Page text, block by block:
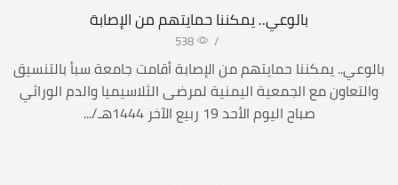
بالوعي.. يمكننا حمايتهم من الإصابة
/
538
بالوعي.. يمكننا حمايتهم من الإصابة أقامت جامعة سبأ بالتنسيق
والتعاون مع الجمعية اليمنية لمرضى الثلاسيميا والدم الوراثي
صباح اليوم الأحد 19 ربيع الآخر 1444هـ/...